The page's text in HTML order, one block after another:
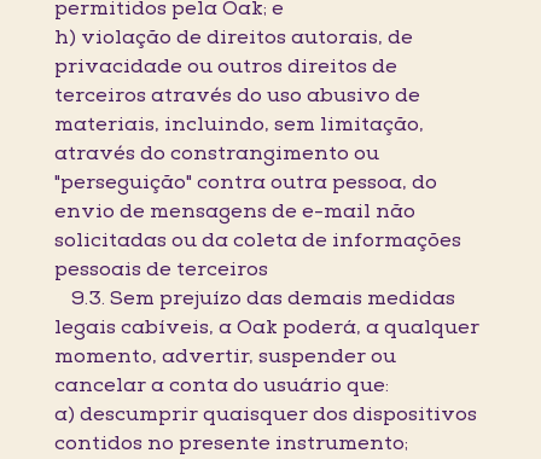
permitidos pela Oak; e
h) violação de direitos autorais, de
privacidade ou outros direitos de
terceiros através do uso abusivo de
materiais, incluindo, sem limitação,
através do constrangimento ou
"perseguição" contra outra pessoa, do
envio de mensagens de e-mail não
solicitadas ou da coleta de informações
pessoais de terceiros
9.3. Sem prejuízo das demais medidas
legais cabíveis, a Oak poderá, a qualquer
momento, advertir, suspender ou
cancelar a conta do usuário que:
a) descumprir quaisquer dos dispositivos
contidos no presente instrumento;